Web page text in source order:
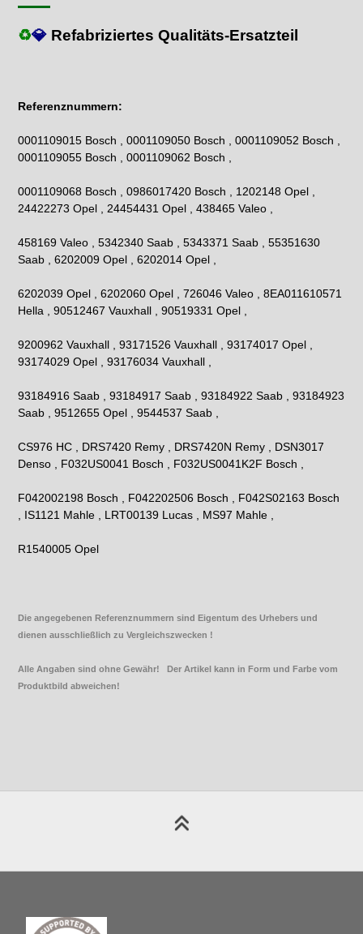
♻💎 Refabriziertes Qualitäts-Ersatzteil
Referenznummern:
0001109015 Bosch , 0001109050 Bosch , 0001109052 Bosch ,
0001109055 Bosch , 0001109062 Bosch ,
0001109068 Bosch , 0986017420 Bosch , 1202148 Opel ,
24422273 Opel , 24454431 Opel , 438465 Valeo ,
458169 Valeo , 5342340 Saab , 5343371 Saab , 55351630
Saab , 6202009 Opel , 6202014 Opel ,
6202039 Opel , 6202060 Opel , 726046 Valeo , 8EA011610571
Hella , 90512467 Vauxhall , 90519331 Opel ,
9200962 Vauxhall , 93171526 Vauxhall , 93174017 Opel ,
93174029 Opel , 93176034 Vauxhall ,
93184916 Saab , 93184917 Saab , 93184922 Saab , 93184923
Saab , 9512655 Opel , 9544537 Saab ,
CS976 HC , DRS7420 Remy , DRS7420N Remy , DSN3017
Denso , F032US0041 Bosch , F032US0041K2F Bosch ,
F042002198 Bosch , F042202506 Bosch , F042S02163 Bosch
, IS1121 Mahle , LRT00139 Lucas , MS97 Mahle ,
R1540005 Opel
Die angegebenen Referenznummern sind Eigentum des Urhebers und
dienen ausschließlich zu Vergleichszwecken !
Alle Angaben sind ohne Gewähr! Der Artikel kann in Form und Farbe vom
Produktbild abweichen!